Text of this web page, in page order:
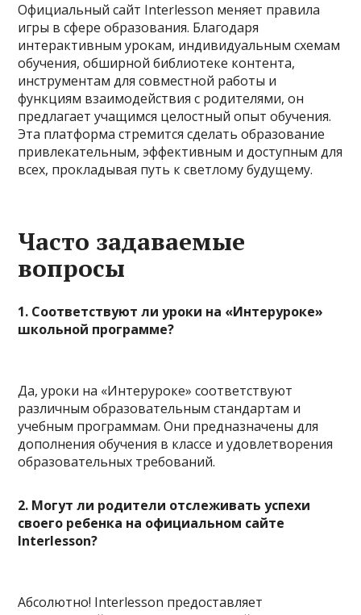
Официальный сайт Interlesson меняет правила
игры в сфере образования. Благодаря
интерактивным урокам, индивидуальным схемам
обучения, обширной библиотеке контента,
инструментам для совместной работы и
функциям взаимодействия с родителями, он
предлагает учащимся целостный опыт обучения.
Эта платформа стремится сделать образование
привлекательным, эффективным и доступным для
всех, прокладывая путь к светлому будущему.
Часто задаваемые
вопросы
1. Соответствуют ли уроки на «Интеруроке»
школьной программе?
Да, уроки на «Интеруроке» соответствуют
различным образовательным стандартам и
учебным программам. Они предназначены для
дополнения обучения в классе и удовлетворения
образовательных требований.
2. Могут ли родители отслеживать успехи
своего ребенка на официальном сайте
Interlesson?
Абсолютно! Interlesson предоставляет